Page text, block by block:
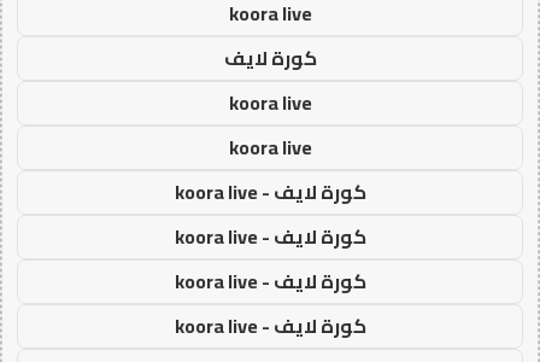
koora live
كورة لايف
koora live
koora live
كورة لايف - koora live
كورة لايف - koora live
كورة لايف - koora live
كورة لايف - koora live